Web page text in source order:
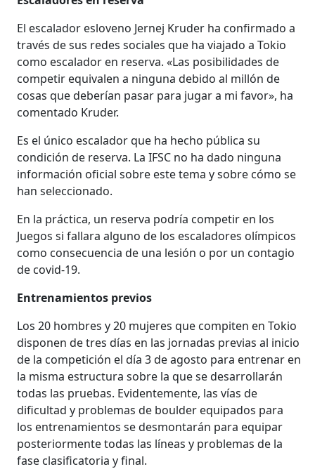
El escalador esloveno Jernej Kruder ha confirmado a
través de sus redes sociales que ha viajado a Tokio
como escalador en reserva. «Las posibilidades de
competir equivalen a ninguna debido al millón de
cosas que deberían pasar para jugar a mi favor», ha
comentado Kruder.
Es el único escalador que ha hecho pública su
condición de reserva. La IFSC no ha dado ninguna
información oficial sobre este tema y sobre cómo se
han seleccionado.
En la práctica, un reserva podría competir en los
Juegos si fallara alguno de los escaladores olímpicos
como consecuencia de una lesión o por un contagio
de covid-19.
Entrenamientos previos
Los 20 hombres y 20 mujeres que compiten en Tokio
disponen de tres días en las jornadas previas al inicio
de la competición el día 3 de agosto para entrenar en
la misma estructura sobre la que se desarrollarán
todas las pruebas. Evidentemente, las vías de
dificultad y problemas de boulder equipados para
los entrenamientos se desmontarán para equipar
posteriormente todas las líneas y problemas de la
fase clasificatoria y final.